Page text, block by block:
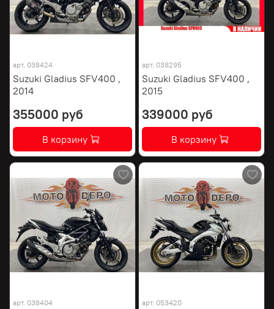
арт. 038424
Suzuki Gladius SFV400 ,
2014
355000 руб
В корзину
арт. 038295
Suzuki Gladius SFV400 ,
2015
339000 руб
В корзину
арт. 038404 арт. 053420